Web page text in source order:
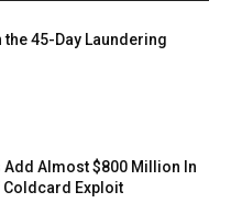
the 45-Day Laundering
Add Almost $800 Million In
Coldcard Exploit